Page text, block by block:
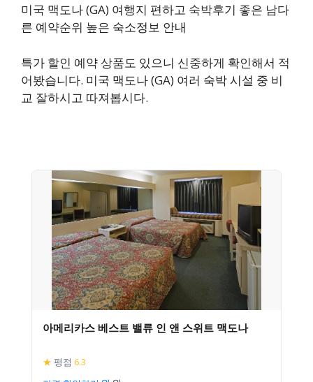
미국 맥도나 (GA) 여행지 편하고 숙박후기 좋은 남다
른 예약순위 높은 숙소정보 안내
특가 할인 예약 상품도 있으니 신중하게 확인해서 적
어봤습니다. 미국 맥도나 (GA) 여러 숙박 시설 중 비
교 잘하시고 따져봅시다.
아메리카스 베스트 밸류 인 앤 스위트 맥도나
★ 평점 6.3